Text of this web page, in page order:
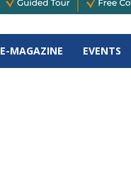
E-MAGAZINE EVENTS